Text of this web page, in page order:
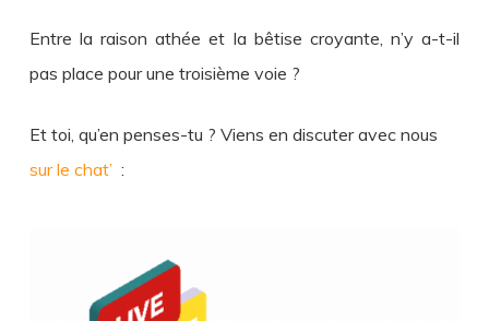
Entre la raison athée et la bêtise croyante, n’y a-t-il
pas place pour une troisième voie ?
Et toi, qu’en penses-tu ? Viens en discuter avec nous
sur le chat’ :